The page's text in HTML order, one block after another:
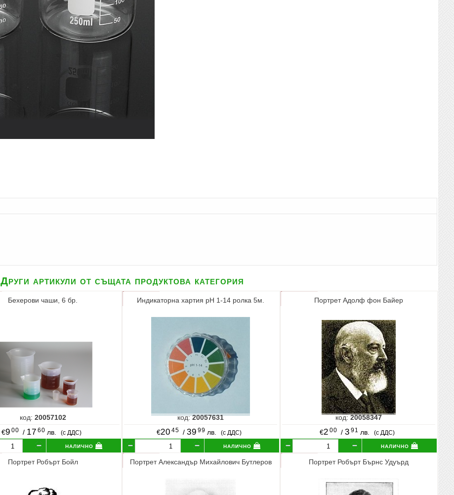
Други артикули от същата продуктова категория
Бехерови чаши, 6 бр.
код: 20057102
€9 00 / 17 60 лв. (с ДДС)
налично
Индикаторна хартия pH 1-14 ролка 5м.
код:20057631
€20 45 /39 99 лв. (с ДДС)
налично
Портрет Адолф фон Байер
код:20058347
€2 00 / 3 91 лв. (с ДДС)
налично
Портрет Робърт Бойл Портрет Александър Михайлович Бутлеров Портрет Робърт Бърнс Удуърд